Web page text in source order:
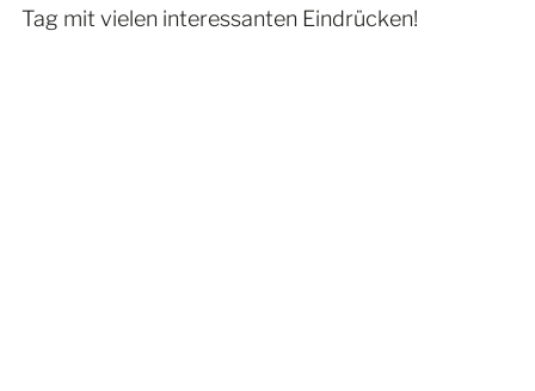
Tag mit vielen interessanten Eindrücken!